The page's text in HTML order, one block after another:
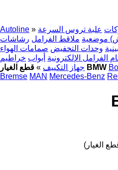
Autoline » علبة تروس السرعة
موضعية ملاقط الفرامل رشاشات
وحدات التخفيض صمامات الهواء
الفرامل الإلكترونية أبواب خراطيم
جهاز التكييف » قطع الغيار BMW
Bremse MAN Mercedes-Benz
الغيار)